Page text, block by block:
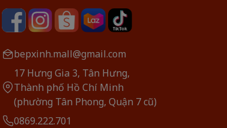
bepxinh.mall@gmail.com
17 Hưng Gia 3, Tân Hưng,
Thành phố Hồ Chí Minh
(phường Tân Phong, Quận 7 cũ)
0869.222.701